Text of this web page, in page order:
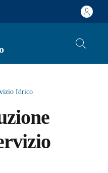
Idrico